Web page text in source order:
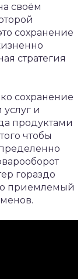
своём
сохранение
стратегия
сохранение
услуг и
продуктами
чтобы
гораздо
приемлемый